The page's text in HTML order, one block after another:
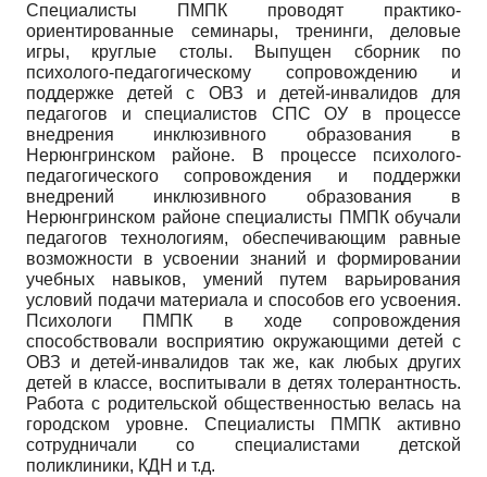
Специалисты ПМПК проводят практико-
ориентированные семинары, тренинги, деловые
игры, круглые столы. Выпущен сборник по
психолого-педагогическому сопровождению и
поддержке детей с ОВЗ и детей-инвалидов для
педагогов и специалистов СПС ОУ в процессе
внедрения инклюзивного образования в
Нерюнгринском районе. В процессе психолого-
педагогического сопровождения и поддержки
внедрений инклюзивного образования в
Нерюнгринском районе специалисты ПМПК обучали
педагогов технологиям, обеспечивающим равные
возможности в усвоении знаний и формировании
учебных навыков, умений путем варьирования
условий подачи материала и способов его усвоения.
Психологи ПМПК в ходе сопровождения
способствовали восприятию окружающими детей с
ОВЗ и детей-инвалидов так же, как любых других
детей в классе, воспитывали в детях толерантность.
Работа с родительской общественностью велась на
городском уровне. Специалисты ПМПК активно
сотрудничали со специалистами детской
поликлиники, КДН и т.д.